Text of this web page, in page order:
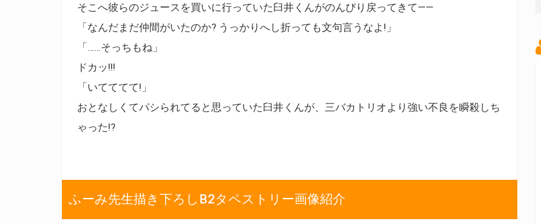
そこへ彼らのジュースを買いに行っていた臼井くんがのんびり戻ってきて――
「なんだまだ仲間がいたのか? うっかりへし折っても文句言うなよ!」
「……そっちもね」
ドカッ!!!
「いてててて!」
おとなしくてパシられてると思っていた臼井くんが、三バカトリオより強い不良を瞬殺しち
ゃった!?
ふーみ先生描き下ろしB2タペストリー画像紹介